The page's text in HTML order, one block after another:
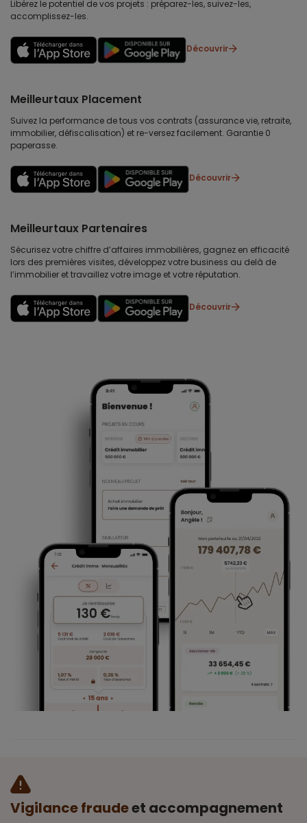
Libérez le potentiel de vos projets : préparez-les, suivez-les,
accomplissez-les.
Découvrir
Meilleurtaux Placement
Suivez la performance de tous vos contrats (assurance vie, retraite,
immobilier, défiscalisation) et re-versez facilement. Garantie 0
paperasse.
Découvrir
Meilleurtaux Partenaires
Sécurisez votre chiffre d’affaires immobilières, gagnez en efficacité
lors des premières visites, développez votre business au delà de
l’immobilier et travaillez votre image et votre réputation.
Découvrir
Vigilance fraudeet accompagnement